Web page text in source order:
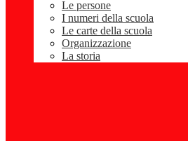
Le persone
I numeri della scuola
Le carte della scuola
Organizzazione
La storia